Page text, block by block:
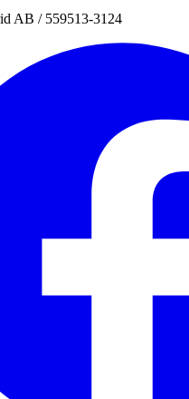
AB / 559513-3124